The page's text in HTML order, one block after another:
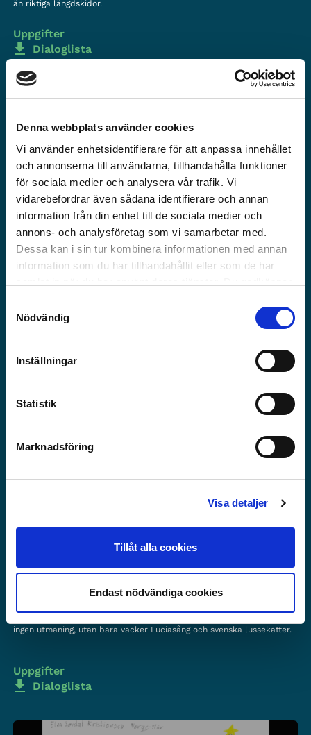
Denna webbplats använder cookies
Vi använder enhetsidentifierare för att anpassa innehållet
och annonserna till användarna, tillhandahålla funktioner
för sociala medier och analysera vår trafik. Vi
vidarebefordrar även sådana identifierare och annan
information från din enhet till de sociala medier och
annons- och analysföretag som vi samarbetar med.
Dessa kan i sin tur kombinera informationen med annan
information som du har tillhandahållit eller som de har
Nödvändig
Inställningar
Statistik
Marknadsföring
Visa detaljer
Tillåt alla cookies
Endast nödvändiga cookies
än riktiga längdskidor.
Uppgifter
Dialoglista
12
AVSNITT 12 - SVERIGE 05:07 MIN
dagens mål. Det hela verkar hopplöst – tills William plötsligt hör ett
ljud!
Dialoglista
13
AVSNITT 13 - SVERIGE 04:55 MIN
ingen utmaning, utan bara vacker Luciasång och svenska lussekatter.
Uppgifter
Dialoglista